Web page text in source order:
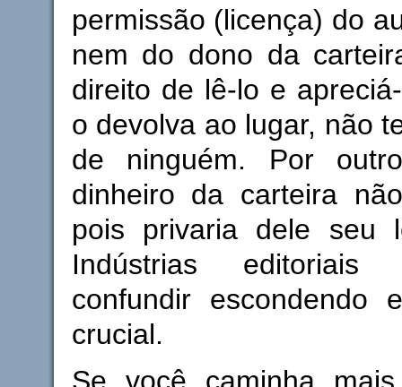
permissão (licença) do
nem do dono da
direito de lê-lo e
o devolva ao lugar, não
de ninguém. Por
dinheiro da carteira
pois privaria dele seu
Indústrias
confundir escondendo
crucial.
Se você caminha